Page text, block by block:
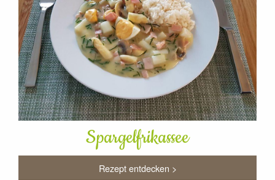
Spargelfrikassee
Rezept entdecken >